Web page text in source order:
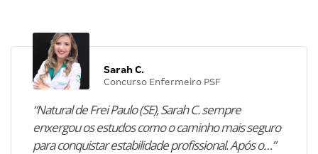
Sarah C.
Concurso Enfermeiro PSF
“Natural de Frei Paulo (SE), Sarah C. sempre
enxergou os estudos como o caminho mais seguro
para conquistar estabilidade profissional. Após o…”